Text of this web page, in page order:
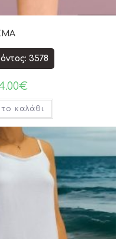
3578
€
καλάθι